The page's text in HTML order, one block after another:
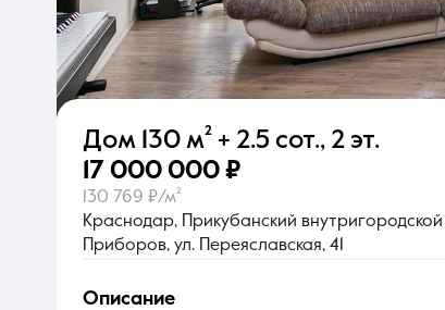
О компании
Дом 130 м² + 2.5 сот., 2 эт.
17 000 000 ₽
130 769 ₽/м²
Краснодар, Прикубанский
Приборов, ул. Переяславская, 41
описание